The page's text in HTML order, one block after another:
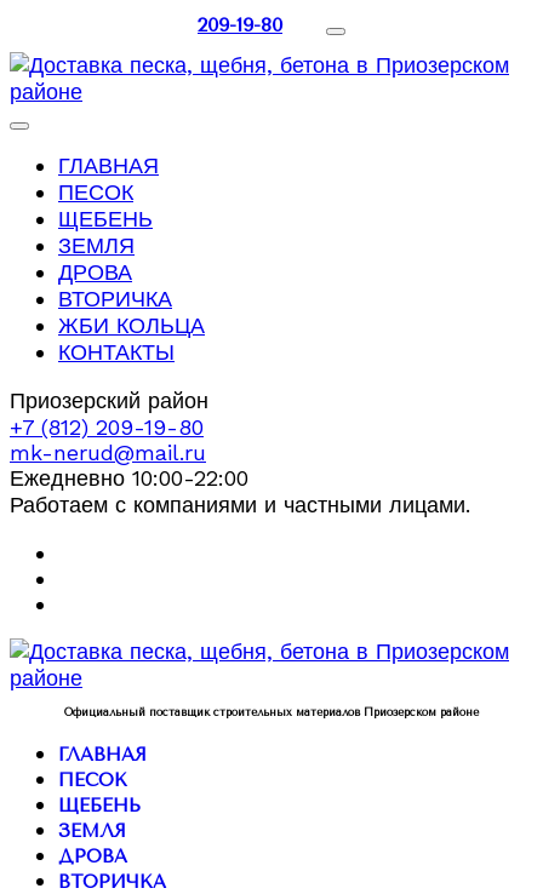
209-19-80
ГЛАВНАЯ
ПЕСОК
ЩЕБЕНЬ
ЗЕМЛЯ
ДРОВА
ВТОРИЧКА
ЖБИ КОЛЬЦА
КОНТАКТЫ
Приозерский район
+7 (812) 209-19-80
mk-nerud@mail.ru
Ежедневно 10:00-22:00
Работаем с компаниями и частными лицами.
Официальный поставщик строительных материалов Приозерском районе
ГЛАВНАЯ
ПЕСОК
ЩЕБЕНЬ
ЗЕМЛЯ
ДРОВА
ВТОРИЧКА